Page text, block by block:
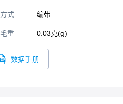
式 编带
重 0.03克(g)
数据手册